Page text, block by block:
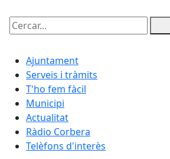
Cercar:
Ajuntament
Serveis i tràmits
T'ho fem fàcil
Municipi
Actualitat
Ràdio Corbera
Telèfons d'interès